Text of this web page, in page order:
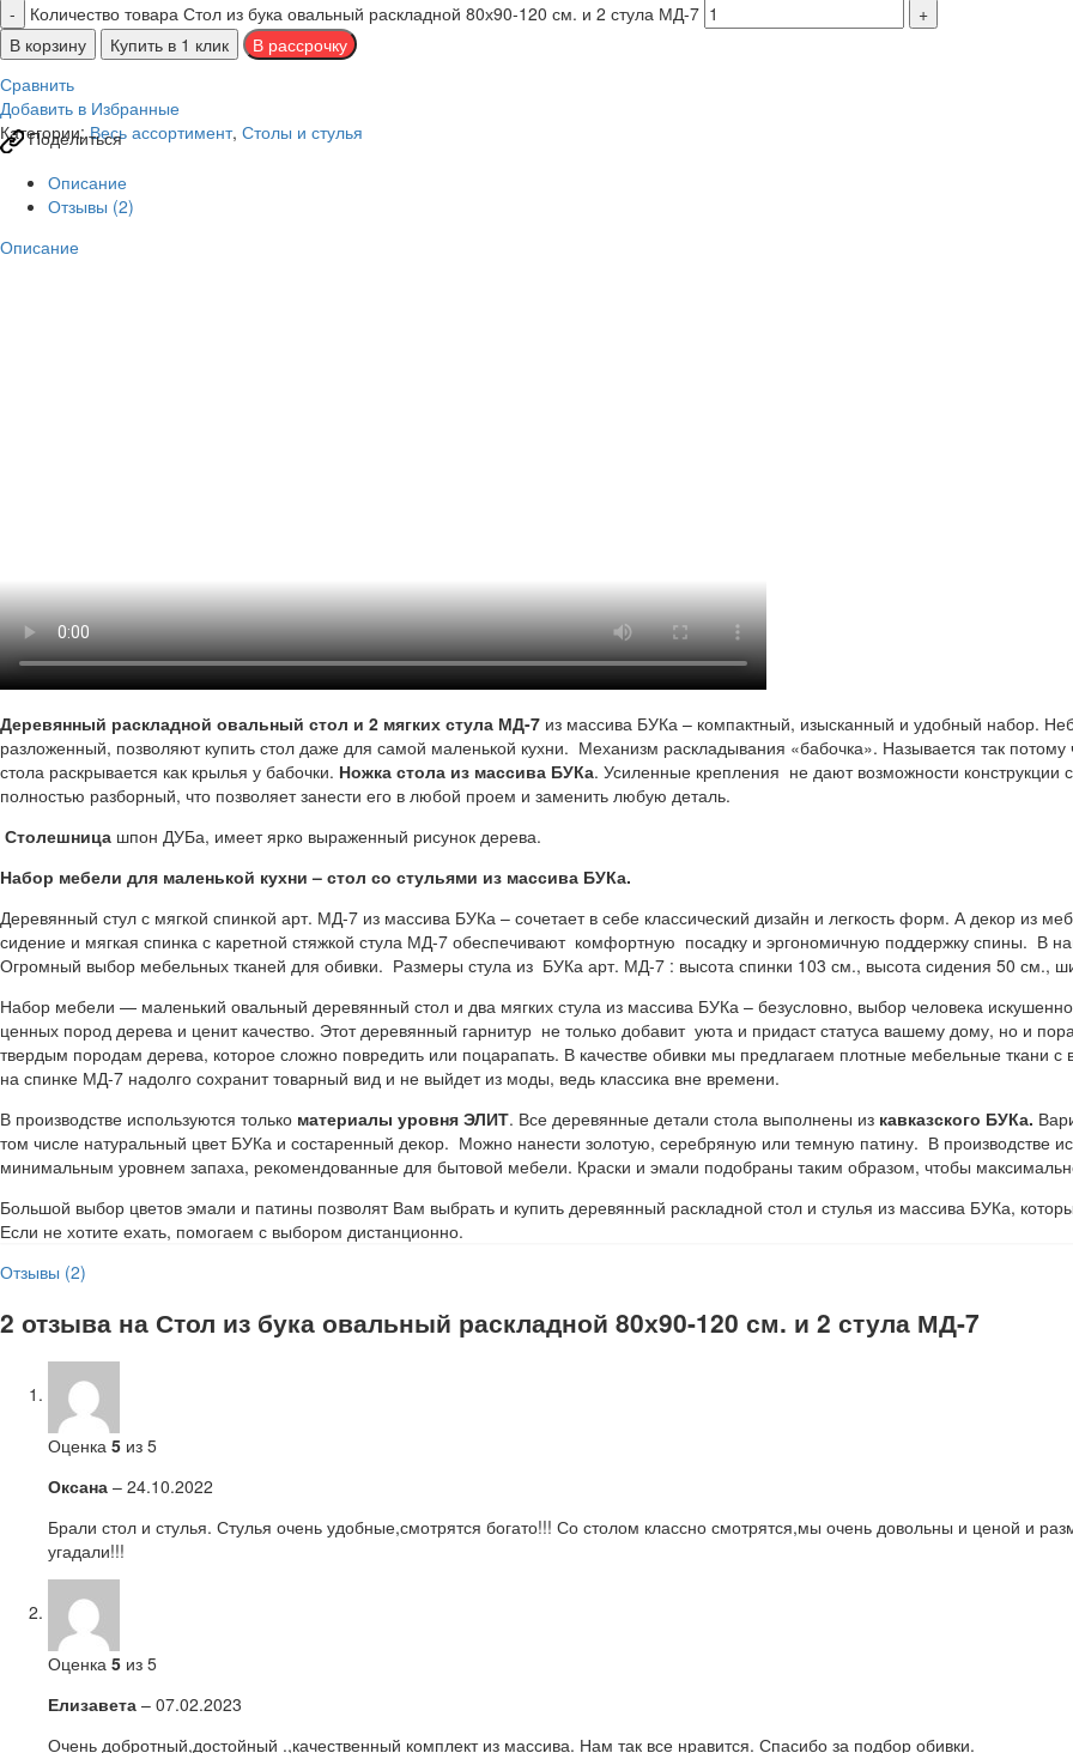
Количество товара Стол из бука овальный раскладной 80х90-120 см. и 2 стула МД-7
В корзину
Купить в 1 клик
Сравнить
Добавить в Избранные
Категории:Весь ассортимент, Столы и стулья
Поделиться
Описание
Отзывы (2)
Описание
Деревянный раскладной овальный стол и 2 мягких стула МД-7 из массива БУКа – компактный, изысканный и удобный набор.
разложенный, позволяют купить стол даже для самой маленькой кухни. Механизм раскладывания «бабочка». Называется так
стола раскрывается как крылья у бабочки. Ножка стола из массива БУКа. Усиленные крепления не дают возможности
полностью разборный, что позволяет занести его в любой проем и заменить любую деталь.
Столешница шпон ДУБа, имеет ярко выраженный рисунок дерева.
Набор мебели для маленькой кухни – стол со стульями из массива БУКа.
Деревянный стул с мягкой спинкой арт. МД-7 из массива БУКа – сочетает в себе классический дизайн и легкость форм. А декор из
сидение и мягкая спинка с каретной стяжкой стула МД-7 обеспечивают комфортную посадку и эргономичную поддержку спины. В
Огромный выбор мебельных тканей для обивки. Размеры стула из БУКа арт. МД-7 : высота спинки 103 см., высота сидения 50 см.,
Набор мебели — маленький овальный деревянный стол и два мягких стула из массива БУКа – безусловно, выбор человека
ценных пород дерева и ценит качество. Этот деревянный гарнитур не только добавит уюта и придаст статуса вашему дому, но и
твердым породам дерева, которое сложно повредить или поцарапать. В качестве обивки мы предлагаем плотные мебельные ткани с
на спинке МД-7 надолго сохранит товарный вид и не выйдет из моды, ведь классика вне времени.
В производстве используются только материалы уровня ЭЛИТ. Все деревянные детали стола выполнены из кавказского БУКа.
том числе натуральный цвет БУКа и состаренный декор. Можно нанести золотую, серебряную или темную патину. В производстве
минимальным уровнем запаха, рекомендованные для бытовой мебели. Краски и эмали подобраны таким образом, чтобы
Большой выбор цветов эмали и патины позволят Вам выбрать и купить деревянный раскладной стол и стулья из массива БУКа,
Если не хотите ехать, помогаем с выбором дистанционно.
Отзывы (2)
2 отзыва на Стол из бука овальный раскладной 80х90-120 см. и 2 стула МД-7
Оценка 5 из 5
Оксана – 24.10.2022
Брали стол и стулья. Стулья очень удобные,смотрятся богато!!! Со столом классно смотрятся,мы очень довольны и ценой и
угадали!!!
Оценка 5 из 5
Елизавета – 07.02.2023
Очень добротный,достойный .,качественный комплект из массива. Нам так все нравится. Спасибо за подбор обивки.